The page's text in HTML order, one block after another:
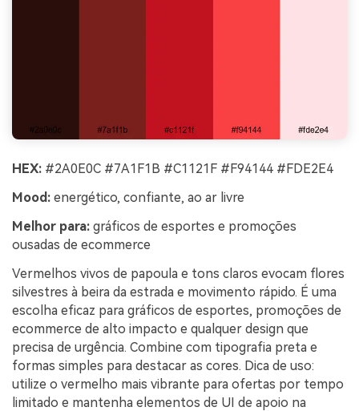
HEX: #2A0E0C #7A1F1B #C1121F #F94144 #FDE2E4
Mood: energético, confiante, ao ar livre
Melhor para: gráficos de esportes e promoções
ousadas de ecommerce
Vermelhos vivos de papoula e tons claros evocam flores
silvestres à beira da estrada e movimento rápido. É uma
escolha eficaz para gráficos de esportes, promoções de
ecommerce de alto impacto e qualquer design que
precisa de urgência. Combine com tipografia preta e
formas simples para destacar as cores. Dica de uso:
utilize o vermelho mais vibrante para ofertas por tempo
limitado e mantenha elementos de UI de apoio na